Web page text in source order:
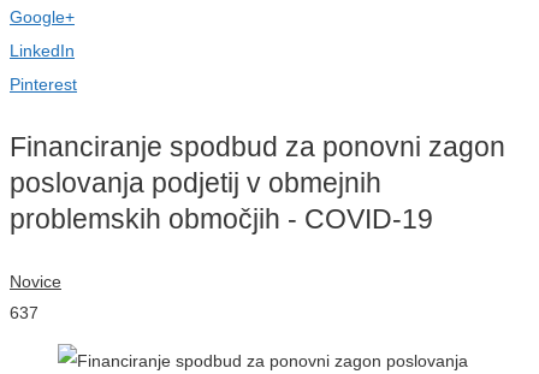
Google+
LinkedIn
Pinterest
Financiranje spodbud za ponovni zagon
poslovanja podjetij v obmejnih
problemskih območjih - COVID-19
Novice
637